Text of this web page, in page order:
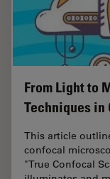
From Light to
Techniques
This article
confocal
"True Confocal